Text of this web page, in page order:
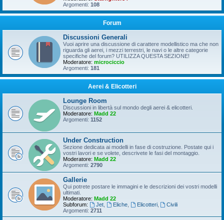
Argomenti: 108
Forum
Discussioni Generali
Vuoi aprire una discussione di carattere modellistico ma che non
riguarda gli aerei, i mezzi terrestri, le navi o le altre categorie
specifiche del forum? UTILIZZA QUESTA SEZIONE!
Moderatore: microciccio
Argomenti: 181
Aerei & Elicotteri
Lounge Room
Discussioni in libertà sul mondo degli aerei & elicotteri.
Moderatore: Madd 22
Argomenti: 1152
Under Construction
Sezione dedicata ai modelli in fase di costruzione. Postate qui i
vostri lavori e se volete, descrivete le fasi del montaggio.
Moderatore: Madd 22
Argomenti: 2790
Gallerie
Qui potrete postare le immagini e le descrizioni dei vostri modelli
ultimati.
Moderatore: Madd 22
Subforum:
Jet, Eliche, Elicotteri,
Civili
Argomenti: 2711